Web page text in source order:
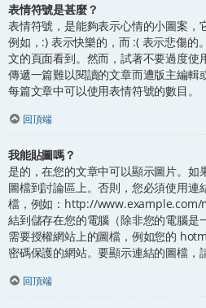
表情符號是甚麼？
表情符號，是能夠表示心情的小圖案，
例如，:) 表示快樂的，而 :( 表示悲傷的
文的頁面看到。然而，試著不要過度使
傳遞一篇難以閱讀的文章而遭版主編輯
每篇文章中可以使用表情符號的數目。
回頂端
我能貼圖嗎？
是的，在您的文章中可以顯示圖片。如
圖檔到討論區上。否則，您必須使用連
檔，例如：http://www.example.com/
結到儲存在您的電腦（除非您的電腦是
需要授權網站上的圖檔，例如您的
密碼保護的網站。要顯示連結的圖檔，
回頂端